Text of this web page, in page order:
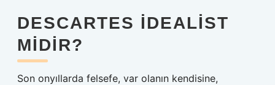
DESCARTES IDEALIST
MIDIR?
Son onyıllarda felsefe, var olanın kendisine,